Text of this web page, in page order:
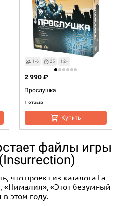
1-6 25 12+
Прослушка
1 отзыв
2 990 ₽
Купить
файлы игры
что проект из каталога La
«Нималия», «Этот безумный
этом году.